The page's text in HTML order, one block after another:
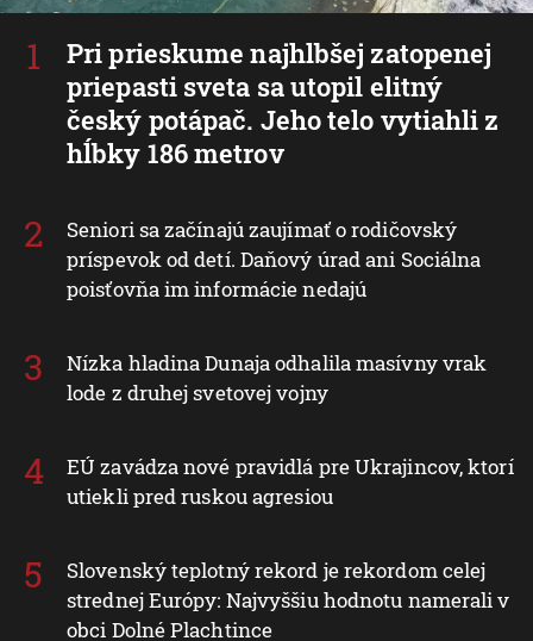
Pri prieskume najhlbšej zatopenej
priepasti sveta sa utopil elitný
český potápač. Jeho telo vytiahli z
hĺbky 186 metrov
Seniori sa začínajú zaujímať o rodičovský
príspevok od detí. Daňový úrad ani Sociálna
poisťovňa im informácie nedajú
Nízka hladina Dunaja odhalila masívny vrak
lode z druhej svetovej vojny
EÚ zavádza nové pravidlá pre Ukrajincov, ktorí
utiekli pred ruskou agresiou
Slovenský teplotný rekord je rekordom celej
strednej Európy: Najvyššiu hodnotu namerali v
obci Dolné Plachtince